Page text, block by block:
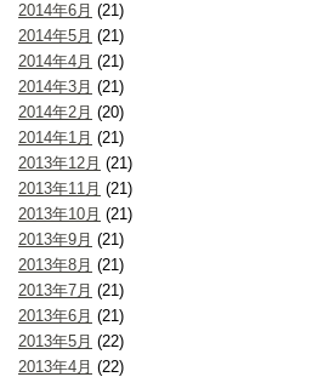
2014年6月 (21)
2014年5月 (21)
2014年4月 (21)
2014年3月 (21)
2014年2月 (20)
2014年1月 (21)
2013年12月 (21)
2013年11月 (21)
2013年10月 (21)
2013年9月 (21)
2013年8月 (21)
2013年7月 (21)
2013年6月 (21)
2013年5月 (22)
2013年4月 (22)